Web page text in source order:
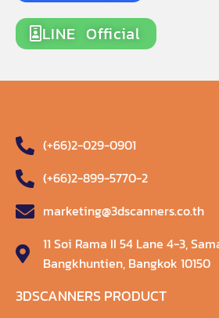
LINE Official
(+66)2-029-0901
(+66)2-899-5770-2
marketing@3dscanners.co.th
11 Soi Rama II 54 Lane 4-3,
Bangkhuntien, Bangkok 10150
3DSCANNERS PRODUCT